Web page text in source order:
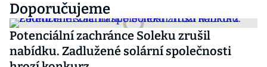
Doporučujeme
Potenciální zachránce Soleku zrušil
nabídku. Zadlužené solární společnosti